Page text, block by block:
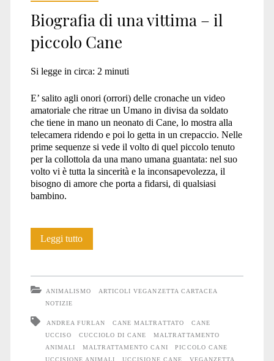
Biografia di una vittima – il
piccolo Cane
Si legge in circa: 2 minuti
E’ salito agli onori (orrori) delle cronache un video
amatoriale che ritrae un Umano in divisa da soldato
che tiene in mano un neonato di Cane, lo mostra alla
telecamera ridendo e poi lo getta in un crepaccio. Nelle
prime sequenze si vede il volto di quel piccolo tenuto
per la collottola da una mano umana guantata: nel suo
volto vi è tutta la sincerità e la inconsapevolezza, il
bisogno di amore che porta a fidarsi, di qualsiasi
bambino.
Leggi tuttoBiografia
–
il
ANIMALISMO
ARTICOLI VEGANZETTA CARTACEA
NOTIZIE
ANDREA FURLAN CANE MALTRATTATO
CANE
UCCISO
CUCCIOLO DI CANE
MALTRATTAMENTO
ANIMALI
MALTRATTAMENTO CANI
PICCOLO CANE
UCCISIONE ANIMALI
UCCISIONE CANE
VEGANZETTA